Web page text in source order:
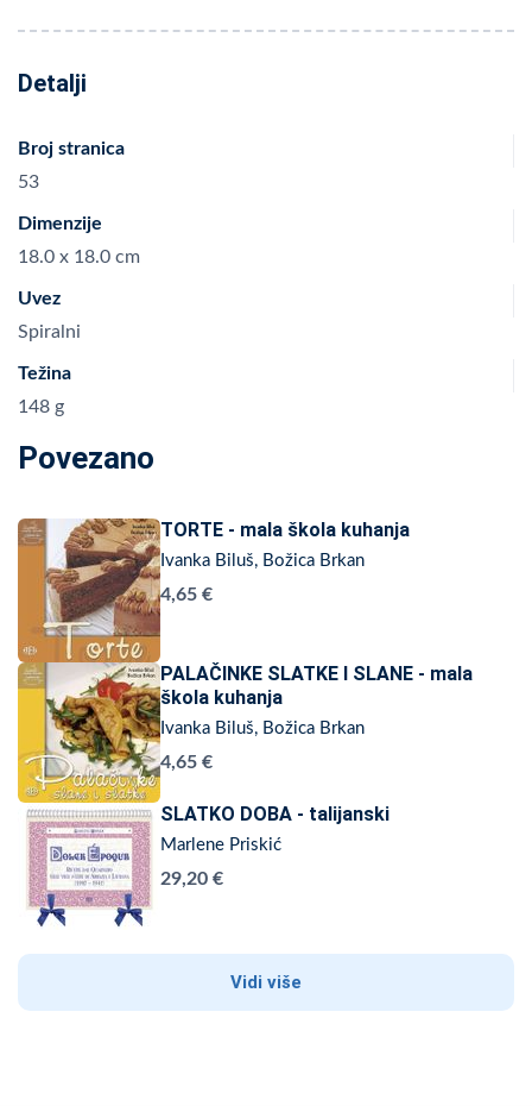
Detalji
Broj stranica
53
Dimenzije
18.0 x 18.0 cm
Uvez
Spiralni
Težina
148 g
Povezano
TORTE - mala škola kuhanja
Ivanka Biluš, Božica Brkan
4,65 €
PALAČINKE SLATKE I SLANE - mala
škola kuhanja
Ivanka Biluš, Božica Brkan
4,65 €
SLATKO DOBA - talijanski
Marlene Priskić
29,20 €
Vidi više